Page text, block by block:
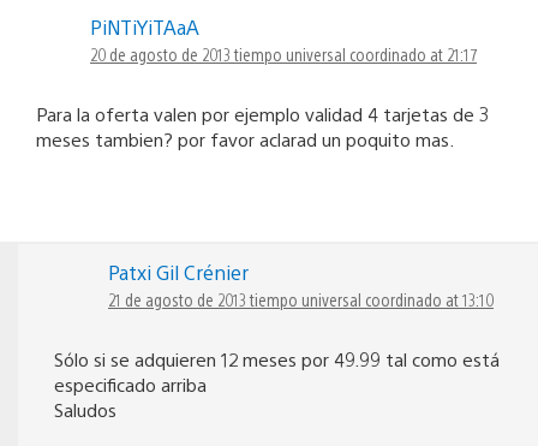
PiNTiYiTAaA
20 de agosto de 2013 tiempo universal coordinado at 21:17
Para la oferta valen por ejemplo validad 4 tarjetas de 3
meses tambien? por favor aclarad un poquito mas.
Patxi Gil Crénier
21 de agosto de 2013 tiempo universal coordinado at 13:10
Sólo si se adquieren 12 meses por 49.99 tal como está
especificado arriba
Saludos